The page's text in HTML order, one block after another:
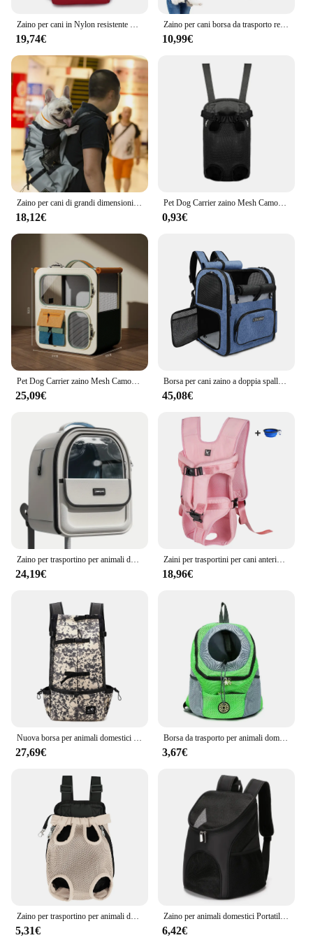
exhilarating hike.
Zaino per cani in Nylon resistente per cani di piccola taglia media zaino da ciclismo traspirante di alta qualità per forniture per animali domestici da viaggio all'aperto
19,74€
Zaino per cani borsa da trasporto regolabile, adatto per zaini da trekking e da campeggio, con un carico massimo di 12kg grigio.
10,99€
Zaino per cani di grandi dimensioni borsa per cani da compagnia traspirante all'aperto escursionismo borsa per cani durevole regolabile per Bulldog Golden Retriever di grandi dimensioni
18,12€
Pet Dog Carrier zaino Mesh Camouflage prodotti da viaggio all'aperto Perros borse a tracolla traspiranti per cani di piccola taglia gatti Gatos
0,93€
25,09€
Borsa per cani zaino a doppia spalla per animali domestici telaio robusto borsa a doppia porta per cani pieghevole traspirante adatta a 20 libbre Set da viaggio per animali domestici
45,08€
24,19€
Zaini per trasportini per cani anteriori per animali domestici all'aperto zaino per cani a mani libere regolabile per cani di taglia media
18,96€
27,69€
Borsa da trasporto per animali domestici a doppia spalla Zaino da viaggio portatile Borsa anteriore per cani da esterno Zaino in rete
3,67€
5,31€
Zaino per animali domestici Portatile pieghevole per cani e gatti da viaggio all'aperto Doppia spalla con borsa in rete traspirante con cerniera
6,42€